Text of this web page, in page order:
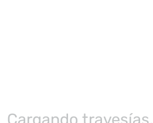
Cargando travesías...